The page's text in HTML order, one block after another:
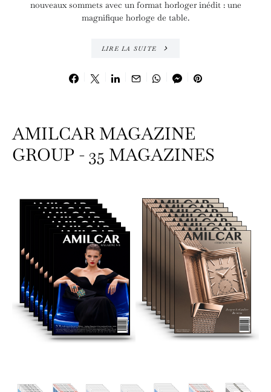
nouveaux sommets avec un format horloger inédit : une
magnifique horloge de table.
LIRE LA SUITE
AMILCAR MAGAZINE
GROUP - 35 MAGAZINES